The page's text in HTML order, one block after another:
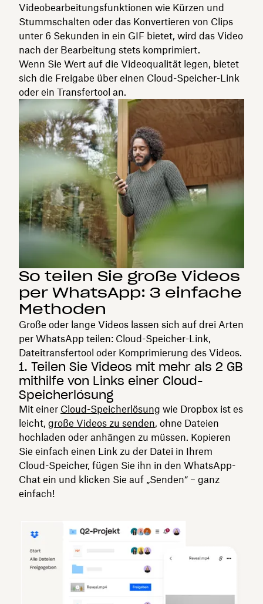
Videobearbeitungsfunktionen wie Kürzen und
Stummschalten oder das Konvertieren von Clips
unter 6 Sekunden in ein GIF bietet, wird das Video
nach der Bearbeitung stets komprimiert.
Wenn Sie Wert auf die Videoqualität legen, bietet
sich die Freigabe über einen Cloud-Speicher-Link
oder ein Transfertool an.
So teilen Sie große Videos
per WhatsApp: 3 einfache
Methoden
Große oder lange Videos lassen sich auf drei Arten
per WhatsApp teilen: Cloud-Speicher-Link,
Dateitransfertool oder Komprimierung des Videos.
1. Teilen Sie Videos mit mehr als 2 GB
mithilfe von Links einer Cloud-
Speicherlösung
Mit einer Cloud-Speicherlösung wie Dropbox ist es
leicht, große Videos zu senden, ohne Dateien
hochladen oder anhängen zu müssen. Kopieren
Sie einfach einen Link zu der Datei in Ihrem
Cloud-Speicher, fügen Sie ihn in den WhatsApp-
Chat ein und klicken Sie auf „Senden“ – ganz
einfach!